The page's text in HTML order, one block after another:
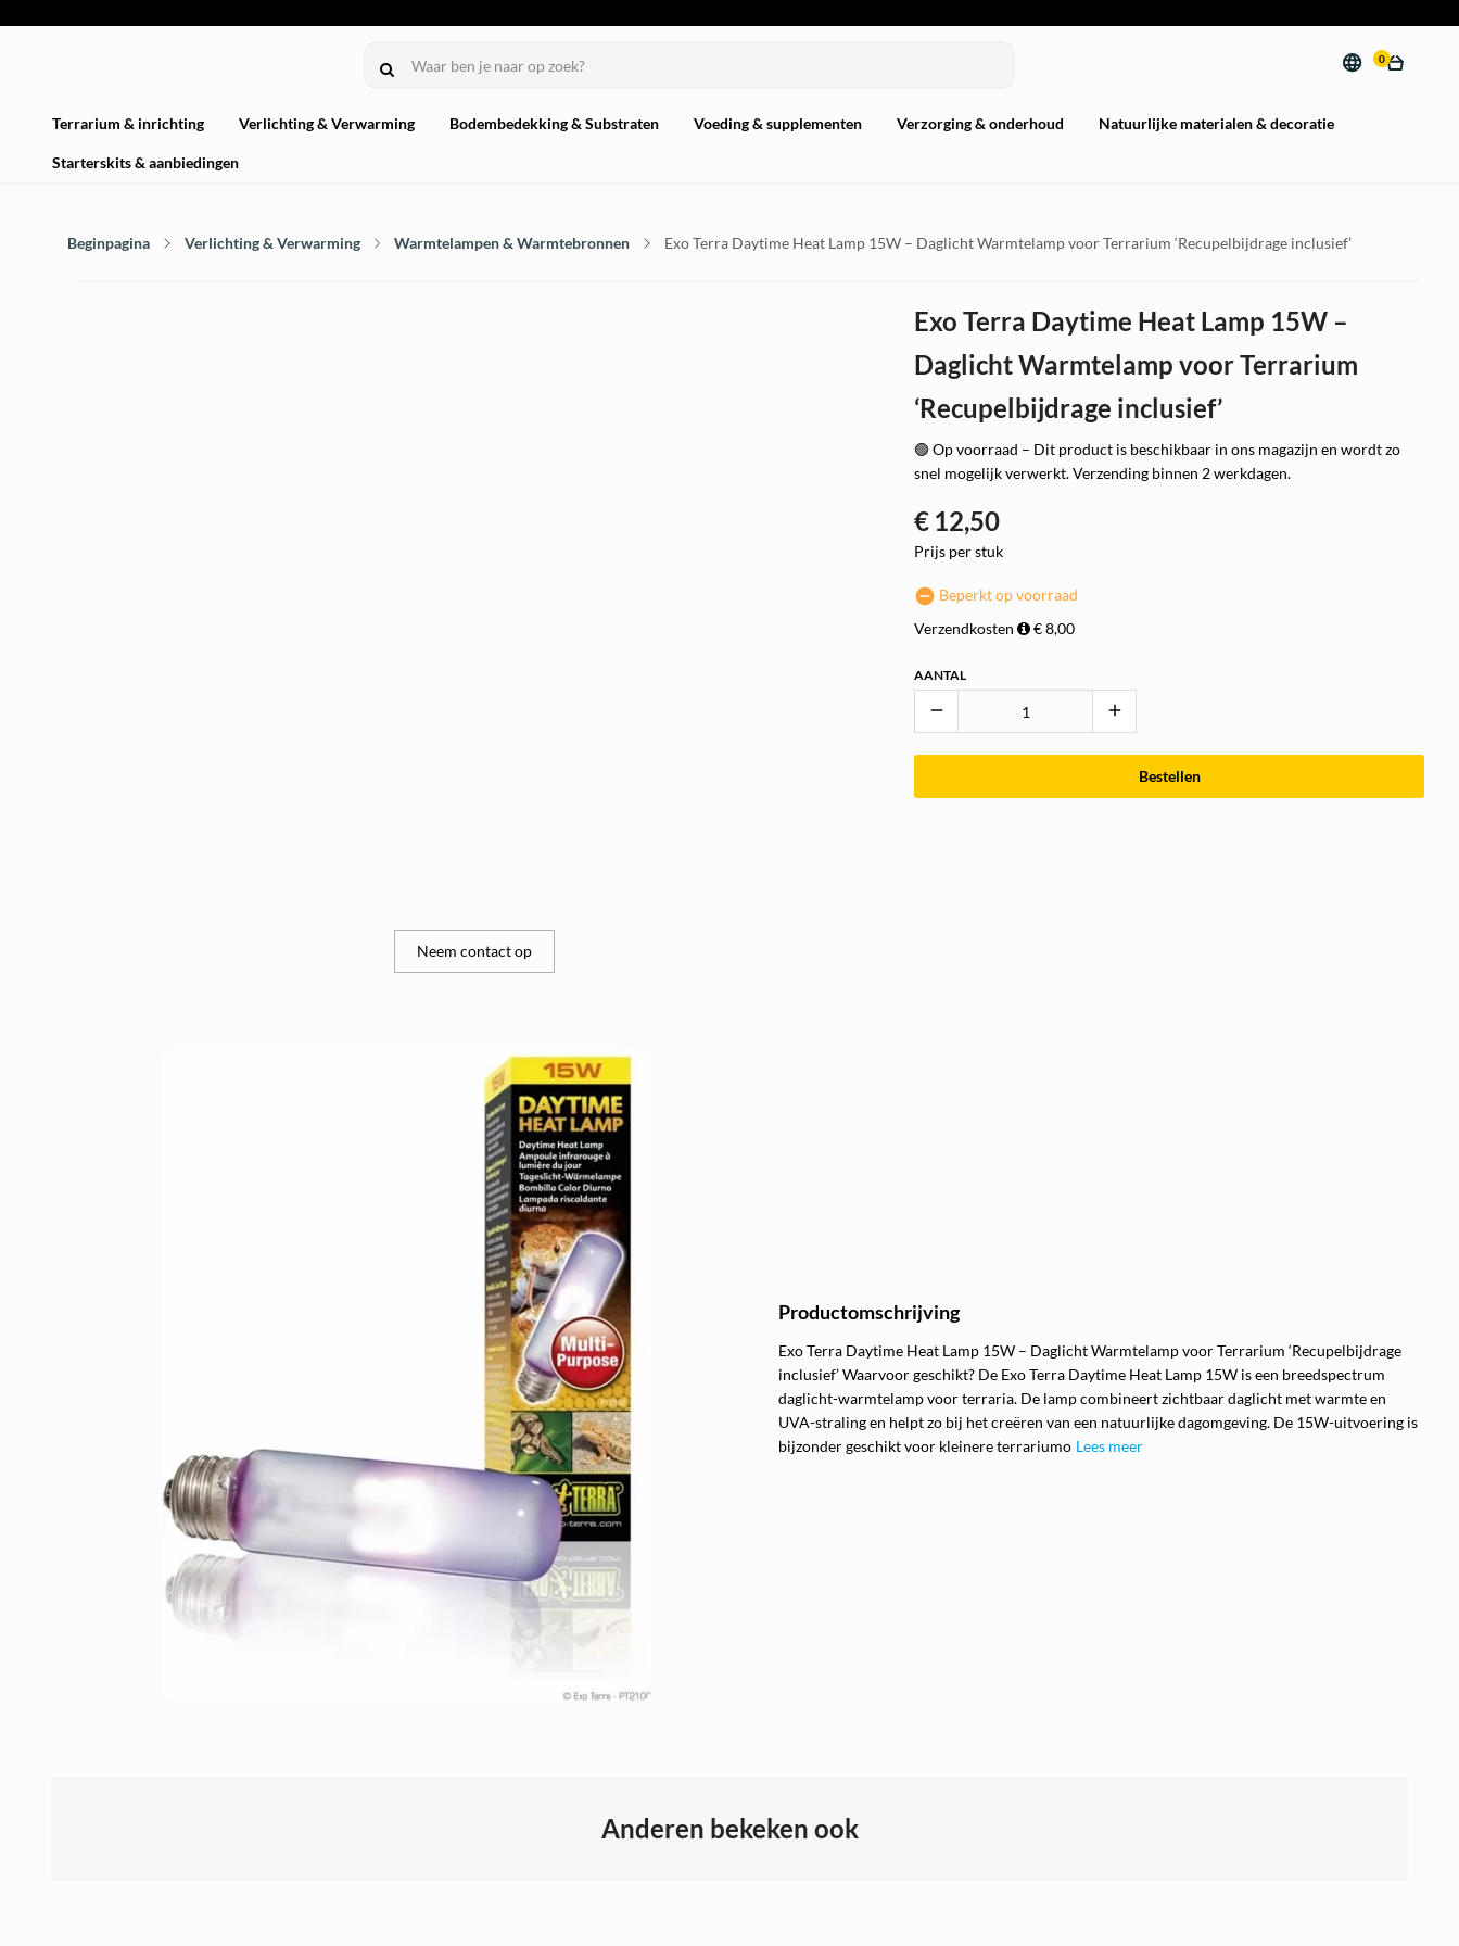
0
Terrarium & inrichting Verlichting & Verwarming Bodembedekking & Substraten Voeding & supplementen Verzorging & onderhoud Natuurlijke materialen & decoratie
Starterskits & aanbiedingen
Beginpagina Verlichting & Verwarming Warmtelampen & Warmtebronnen Exo Terra Daytime Heat Lamp 15W – Daglicht Warmtelamp voor Terrarium ‘Recupelbijdrage inclusief’
Neem contact op
Exo Terra Daytime Heat Lamp 15W –
Daglicht Warmtelamp voor Terrarium
‘Recupelbijdrage inclusief’
🟢 Op voorraad – Dit product is beschikbaar in ons magazijn en wordt zo
snel mogelijk verwerkt. Verzending binnen 2 werkdagen.
€ 12,50
Prijs per stuk
Beperkt op voorraad
Verzendkosten
€ 8,00
AANTAL
remove add
Bestellen
Productomschrijving
Exo Terra Daytime Heat Lamp 15W – Daglicht Warmtelamp voor Terrarium ‘Recupelbijdrage
inclusief’ Waarvoor geschikt? De Exo Terra Daytime Heat Lamp 15W is een breedspectrum
daglicht-warmtelamp voor terraria. De lamp combineert zichtbaar daglicht met warmte en
UVA-straling en helpt zo bij het creëren van een natuurlijke dagomgeving. De 15W-uitvoering is
bijzonder geschikt voor kleinere terrariumo Lees meer
Anderen bekeken ook